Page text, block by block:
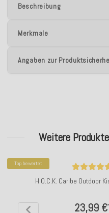
Beschreibung
Merkmale
Angaben zur
Weitere
Top bewertet
H.O.C.K. Caribe Outdoor
23,99 €